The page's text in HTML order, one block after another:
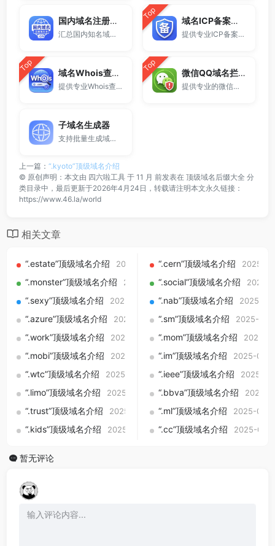
国内域名注册商大全
汇总国内知名域名注册商与服务平台。
Top 域名ICP备案查询
提供专业ICP备案查询与网站备案信息查询服务，支持域名备案号查询、网站是否备案检测及备案信息快速获取，适用于站长工具、域名检测与SEO分析。
Top 域名Whois查询工具
提供专业Whois查询与域名信息查询服务，支持查询域名注册信息、注册商、到期时间及DNS记录，适用于域名检测、SEO分析及站长工具使用。
Top 微信QQ域名拦截检测
提供专业的微信拦截检测、QQ拦截检测、域名被墙检测服务，一键查询网站是否被封、被拦截或被限制访问。
子域名生成器
支持批量生成域名与泛解析子域名，适用于站群部署、SEO测试与开发环境使用。
上一篇： “.kyoto”顶级域名介绍
© 原创声明：本文由 四六啦工具 于 11 月 前发表在 顶级域名后缀大全 分
类目录中，最后更新于2026年4月24日，转载请注明本文永久链接：
https://www.46.la/world
相关文章
“.estate”顶级域名介绍 2025-09-01“.cern”顶级域名介绍 2025-
“.monster”顶级域名介绍 2025-09-01“.social”顶级域名介绍 2025-
“.sexy”顶级域名介绍 2025-09-01 “.nab”顶级域名介绍 2025-
“.azure”顶级域名介绍 2025-09-01“.sm”顶级域名介绍 2025-09-
“.work”顶级域名介绍 2025-09-01 “.mom”顶级域名介绍 2025-
“.mobi”顶级域名介绍 2025-09-01 “.im”顶级域名介绍 2025-09-
“.wtc”顶级域名介绍 2025-09-01 “.ieee”顶级域名介绍 2025-
“.limo”顶级域名介绍 2025-09-01 “.bbva”顶级域名介绍 2025-
“.trust”顶级域名介绍 2025-09-01 “.ml”顶级域名介绍 2025-09-
“.kids”顶级域名介绍 2025-09-01 “.cc”顶级域名介绍 2025-09-
暂无评论